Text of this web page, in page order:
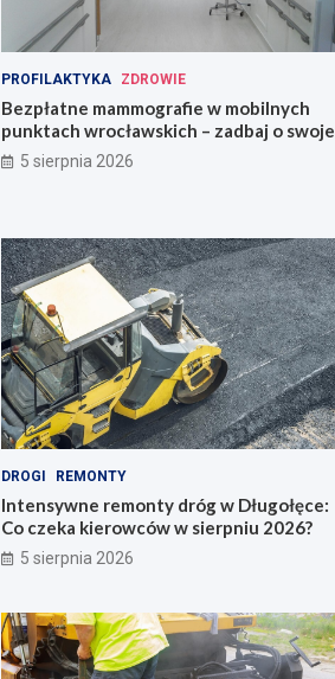
PROFILAKTYKA ZDROWIE
Bezpłatne mammografie w mobilnych
punktach wrocławskich – zadbaj o swoje
zdrowie!
5 sierpnia 2026
DROGI REMONTY
Intensywne remonty dróg w Długołęce:
Co czeka kierowców w sierpniu 2026?
5 sierpnia 2026